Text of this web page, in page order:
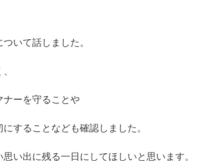
いて話しました。
ーを守ることや
することなども確認しました。
い出に残る一日にしてほしいと思います。